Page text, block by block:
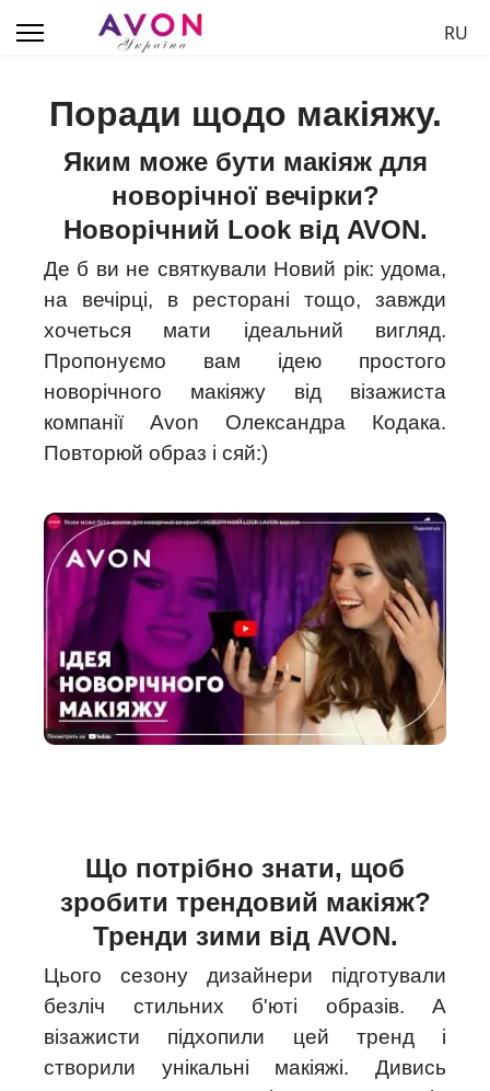
RU
Поради щодо макіяжу.
Яким може бути макіяж для
новорічної вечірки?
Новорічний Look від AVON.
Де б ви не святкували Новий рік: удома,
на вечірці, в ресторані тощо, завжди
хочеться мати ідеальний вигляд.
Пропонуємо вам ідею простого
новорічного макіяжу від візажиста
компанії Avon Олександра Кодака.
Повторюй образ і сяй:)
Що потрібно знати, щоб
зробити трендовий макіяж?
Тренди зими від AVON.
Цього сезону дизайнери підготували
безліч стильних б'юті образів. А
візажисти підхопили цей тренд і
створили унікальні макіяжі. Дивись